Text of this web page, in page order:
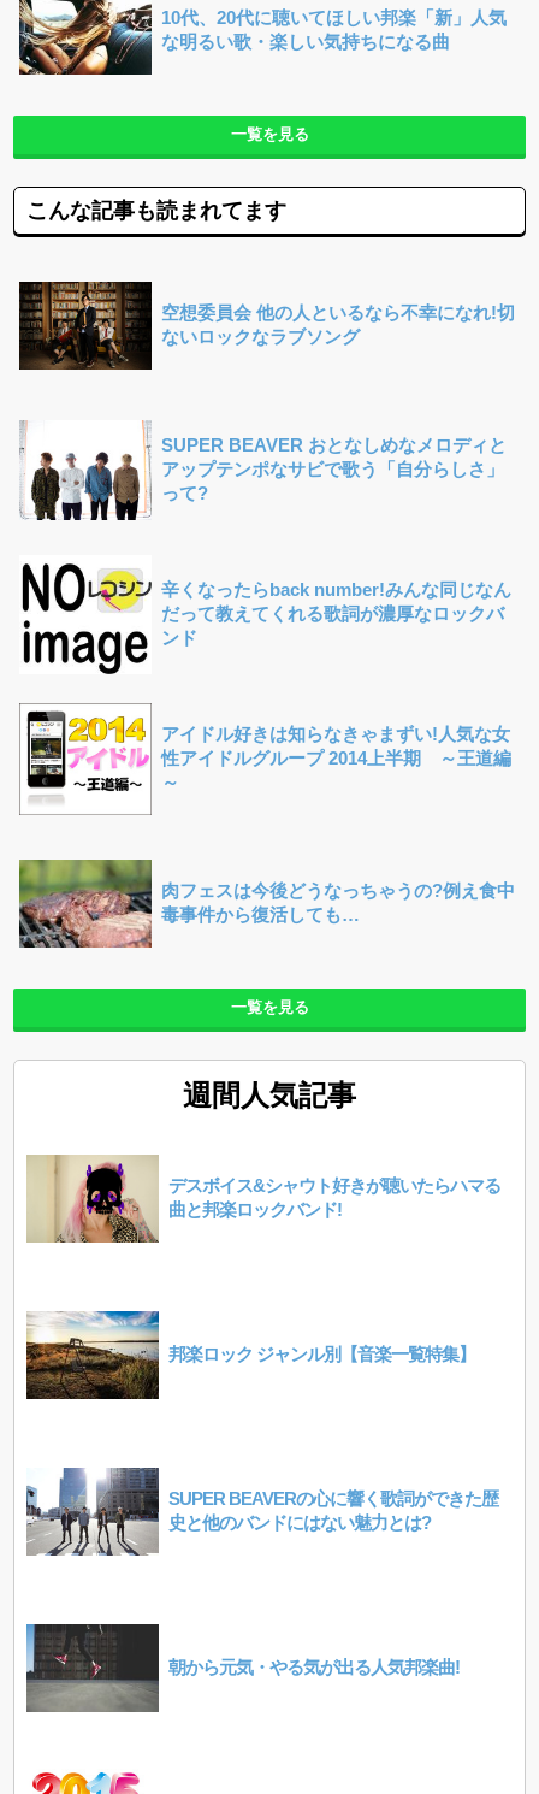
10代、20代に聴いてほしい邦楽「新」人気
な明るい歌・楽しい気持ちになる曲
一覧を見る
こんな記事も読まれてます
空想委員会 他の人といるなら不幸になれ!切
ないロックなラブソング
SUPER BEAVER おとなしめなメロディと
アップテンポなサビで歌う「自分らしさ」
って?
辛くなったらback number!みんな同じなん
だって教えてくれる歌詞が濃厚なロックバ
ンド
アイドル好きは知らなきゃまずい!人気な女
性アイドルグループ 2014上半期 ～王道編
～
肉フェスは今後どうなっちゃうの?例え食中
毒事件から復活しても…
一覧を見る
週間人気記事
デスボイス&シャウト好きが聴いたらハマる
曲と邦楽ロックバンド!
邦楽ロック ジャンル別【音楽一覧特集】
SUPER BEAVERの心に響く歌詞ができた歴
史と他のバンドにはない魅力とは?
朝から元気・やる気が出る人気邦楽曲!